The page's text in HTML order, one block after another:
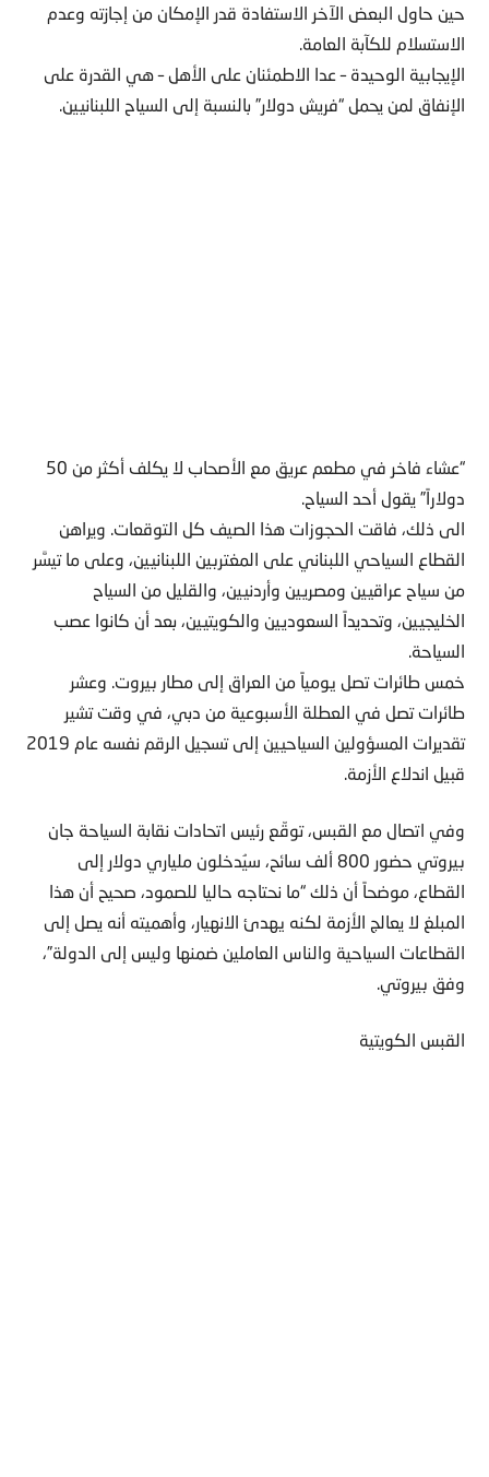
حين حاول البعض الآخر الاستفادة قدر الإمكان من إجازته وعدم
الاستسلام للكآبة العامة.
الإيجابية الوحيدة – عدا الاطمئنان على الأهل – هي القدرة على
الإنفاق لمن يحمل “فريش دولار” بالنسبة إلى السياح اللبنانيين.
“عشاء فاخر في مطعم عريق مع الأصحاب لا يكلف أكثر من 50
دولاراً” يقول أحد السياح.
الى ذلك، فاقت الحجوزات هذا الصيف كل التوقعات. ويراهن
القطاع السياحي اللبناني على المغتربين اللبنانيين، وعلى ما تيسَّر
من سياح عراقيين ومصريين وأردنيين، والقليل من السياح
الخليجيين، وتحديداً السعوديين والكويتيين، بعد أن كانوا عصب
السياحة.
خمس طائرات تصل يومياً من العراق إلى مطار بيروت. وعشر
طائرات تصل في العطلة الأسبوعية من دبي، في وقت تشير
تقديرات المسؤولين السياحيين إلى تسجيل الرقم نفسه عام 2019
قبيل اندلاع الأزمة.
وفي اتصال مع القبس، توقّع رئيس اتحادات نقابة السياحة جان
بيروتي حضور 800 ألف سائح، سيُدخلون ملياري دولار إلى
القطاع، موضحاً أن ذلك “ما نحتاجه حاليا للصمود، صحيح أن هذا
المبلغ لا يعالج الأزمة لكنه يهدئ الانهيار، وأهميته أنه يصل إلى
القطاعات السياحية والناس العاملين ضمنها وليس إلى الدولة”،
وفق بيروتي.
القبس الكويتية